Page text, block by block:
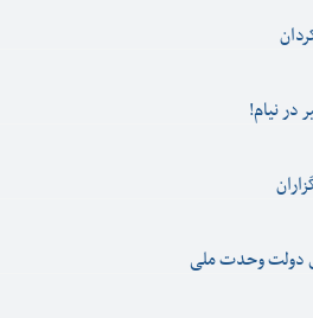
در نیام!
دولت وحدت ملی